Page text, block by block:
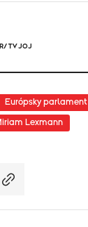
TV JOJ
Európsky parlament
Lexmann